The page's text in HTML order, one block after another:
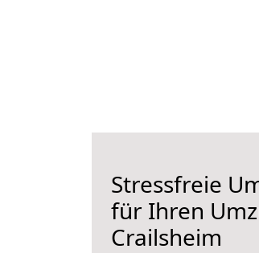
Stressfreie
für Ihren
Crailsheim